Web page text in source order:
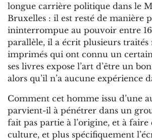
longue carrière politique dans le
Bruxelles : il est resté de manière
ininterrompue au pouvoir entre
parallèle, il a écrit plusieurs traités
imprimés qui ont connu un certain
ses livres expose l’art d’être un
alors qu’il n’a aucune expérience
Comment cet homme issu d’une
parvient-il à pénétrer dans un
fait pas partie à l’origine, et à faire
culture, et plus spécifiquement